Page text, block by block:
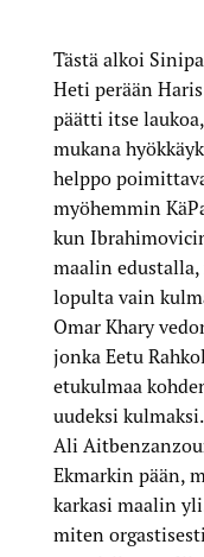
Tästä alkoi
Heti perään
päätti itse
mukana
helppo
myöhemmin
kun
maalin edustalla,
lopulta vain
Omar Khary
jonka Eetu
etukulmaa
uudeksi
Ali
Ekmarkin pään,
karkasi maalin
miten